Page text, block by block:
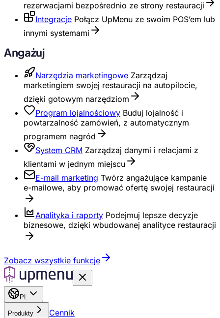
rezerwacjami bezpośrednio ze strony restauracji
Integracje Połącz UpMenu ze swoim POS’em lub
innymi systemami
Angażuj
Narzędzia marketingowe Zarządzaj
marketingiem swojej restauracji na autopilocie,
dzięki gotowym narzędziom
Program lojalnościowy Buduj lojalność i
powtarzalność zamówień, z automatycznym
programem nagród
System CRM Zarządzaj danymi i relacjami z
klientami w jednym miejscu
E-mail marketing Twórz angażujące kampanie
e-mailowe, aby promować ofertę swojej restauracji
Analityka i raporty Podejmuj lepsze decyzje
biznesowe, dzięki wbudowanej analityce restauracji
Zobacz wszystkie funkcje
PL
Produkty Cennik